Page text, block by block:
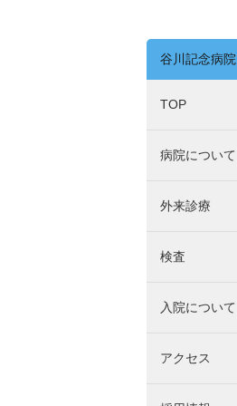
谷川記念病院
TOP
病院について
外来診療
検査
入院について
アクセス